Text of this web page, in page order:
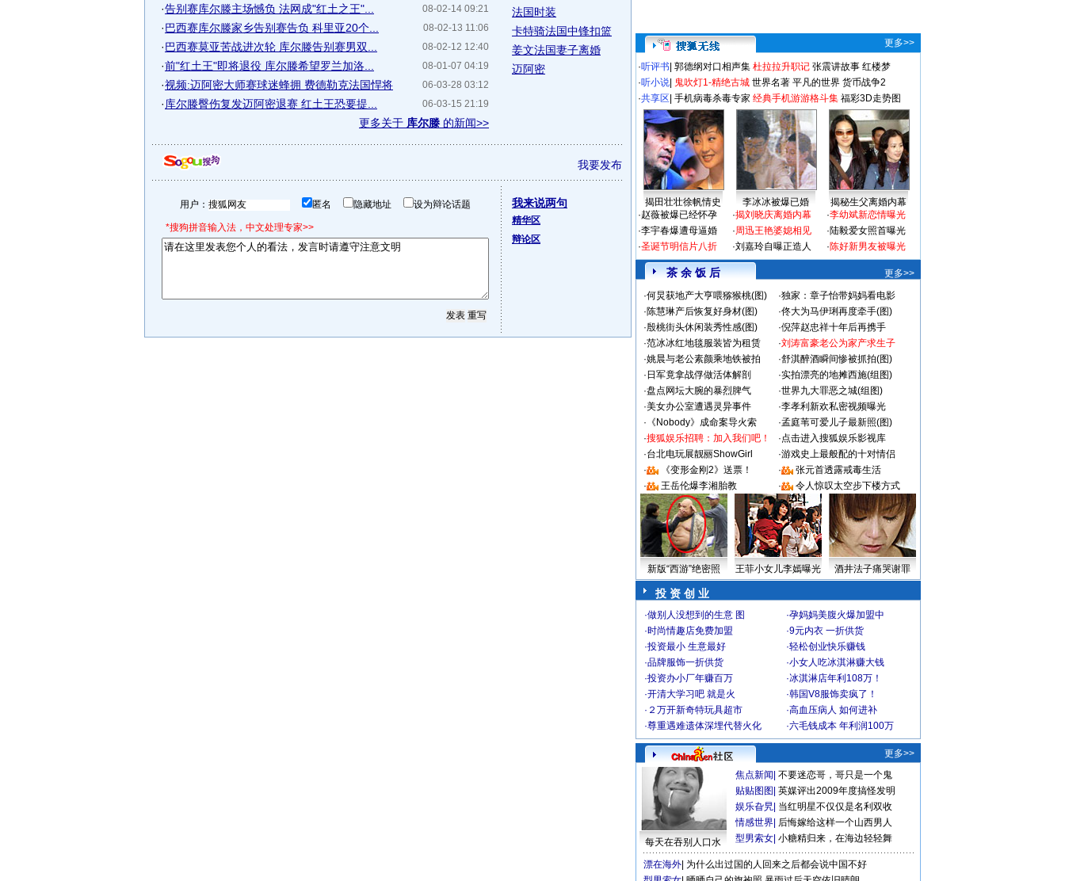
08-02-14 09:21
·告别赛库尔滕主场憾负 法网成"红土之王"...
08-02-13 11:06
·巴西赛库尔滕家乡告别赛告负 科里亚20个...
08-02-12 12:40
·巴西赛莫亚苦战进次轮 库尔滕告别赛男双...
08-01-07 04:19
·前"红土王"即将退役 库尔滕希望罗兰加洛...
06-03-28 03:12
·视频:迈阿密大师赛球迷蜂拥 费德勒克法国悍将
06-03-15 21:19
· 库尔滕臀伤复发迈阿密退赛 红土王恐要提...
更多关于 库尔滕的新闻>>
法国时装
卡特骑法国中锋扣篮
姜文法国妻子离婚
迈阿密
我要发布
用户： 匿名 隐藏地址 设为辩论话题
*搜狗拼音输入法，中文处理专家>>
我来说两句
精华区
辩论区
更多>>
·听评书 郭德纲对口相声集 杜拉拉升职记 张震讲故事 红楼梦
·听小说 鬼吹灯1-精绝古城 世界名著 平凡的世界 货币战争2
·共享区 手机病毒杀毒专家 经典手机游游格斗集 福彩3D走势图
揭田壮壮徐帆情史 李冰冰被爆已婚
揭秘生父离婚内幕
·赵薇被爆已经怀孕
·李宇春爆遭母逼婚
·圣诞节明信片八折
·揭刘晓庆离婚内幕
·周迅王艳婆媳相见
·刘嘉玲自曝正造人
·李幼斌新恋情曝光
·陆毅爱女照首曝光
·陈好新男友被曝光
茶 余 饭 后
更多>>
·何炅获地产大亨喂猕猴桃(图) ·独家：章子怡带妈妈看电影
·陈慧琳产后恢复好身材(图) ·佟大为马伊琍再度牵手(图)
·殷桃街头休闲装秀性感(图) ·倪萍赵忠祥十年后再携手
·范冰冰红地毯服装皆为租赁 ·刘涛富豪老公为家产求生子
·姚晨与老公素颜乘地铁被拍 ·舒淇醉酒瞬间惨被抓拍(图)
· 日军竟拿战俘做活体解剖 ·实拍漂亮的地摊西施(组图)
·盘点网坛大腕的暴烈脾气 ·世界九大罪恶之城(组图)
·美女办公室遭遇灵异事件 ·李孝利新欢私密视频曝光
· 《Nobody》成命案导火索 ·孟庭苇可爱儿子最新照(图)
·搜狐娱乐招聘：加入我们吧！ ·点击进入搜狐娱乐影视库
·台北电玩展靓丽ShowGirl ·游戏史上最般配的十对情侣
·
《变形金刚2》送票！ ·
张元首透露戒毒生活
·
王岳伦爆李湘胎教 · 令人惊叹太空步下楼方式
新版“西游”绝密照 王菲小女儿李嫣曝光 酒井法子痛哭谢罪
投 资 创 业
·做别人没想到的生意 图 ·孕妈妈美腹火爆加盟中
·时尚情趣店免费加盟 ·9元内衣 一折供货
·投资最小 生意最好 ·轻松创业快乐赚钱
·品牌服饰一折供货 ·小女人吃冰淇淋赚大钱
·投资办小厂年赚百万 ·冰淇淋店年利108万！
·开清大学习吧 就是火 ·韩国V8服饰卖疯了！
· ２万开新奇特玩具超市 ·高血压病人 如何进补
·尊重遇难遗体深埋代替火化 ·六毛钱成本 年利润100万
更多>>
每天在吞别人口水
焦点新闻 不要迷恋哥，哥只是一个鬼
贴贴图图 英媒评出2009年度搞怪发明
娱乐旮旯 当红明星不仅仅是名利双收
情感世界 后悔嫁给这样一个山西男人
型男索女 小糖精归来，在海边轻轻舞
漂在海外 为什么出过国的人回来之后都会说中国不好